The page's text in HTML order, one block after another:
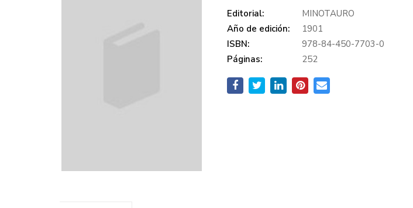
Editorial:
MINOTAURO
Año de edición:
1901
ISBN:
978-84-450-7703-0
Páginas:
252